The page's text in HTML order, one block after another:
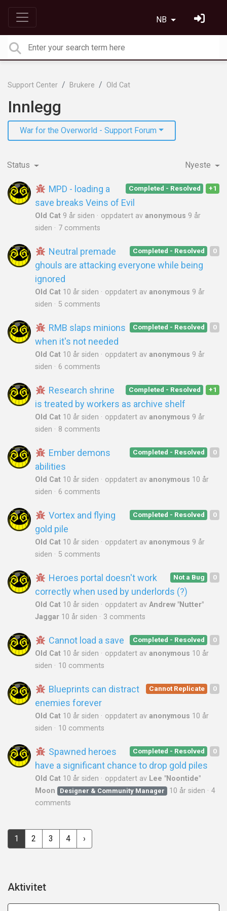
NB
Support Center Brukere Old Cat
Innlegg
War for the Overworld - Support Forum
Status Nyeste
+1
Completed - Resolved
MPD - loading a
save breaks Veins of Evil
Old Cat 9 år siden oppdatert av anonymous 9 år
siden
7 comments
0
Completed - Resolved
Neutral premade
ghouls are attacking everyone while being
ignored
Old Cat 10 år siden oppdatert av anonymous 9 år
siden
5 comments
0
Completed - Resolved
RMB slaps minions
when it's not needed
Old Cat 10 år siden oppdatert av anonymous 9 år
siden
6 comments
+1
Completed - Resolved
Research shrine
is treated by workers as archive shelf
Old Cat 10 år siden oppdatert av anonymous 9 år
siden
8 comments
0
Completed - Resolved
Ember demons
abilities
Old Cat 10 år siden oppdatert av anonymous 10 år
siden
6 comments
0
Completed - Resolved
Vortex and flying
gold pile
Old Cat 10 år siden oppdatert av anonymous 9 år
siden
5 comments
0
Not a Bug
Heroes portal doesn't work
correctly when used by underlords (?)
Old Cat 10 år siden oppdatert av Andrew "Nutter"
Jaggar 10 år siden 3 comments
0
Completed - Resolved
Cannot load a save
Old Cat 10 år siden oppdatert av anonymous 10 år
siden
10 comments
0
Cannot Replicate
Blueprints can distract
enemies forever
Old Cat 10 år siden oppdatert av anonymous 10 år
siden
10 comments
0
Completed - Resolved
Spawned heroes
have a significant chance to drop gold piles
Old Cat 10 år siden oppdatert av Lee "Noontide"
Moon
Designer & Community Manager 10 år siden
4
comments
1 2 3 4 ›
Aktivitet